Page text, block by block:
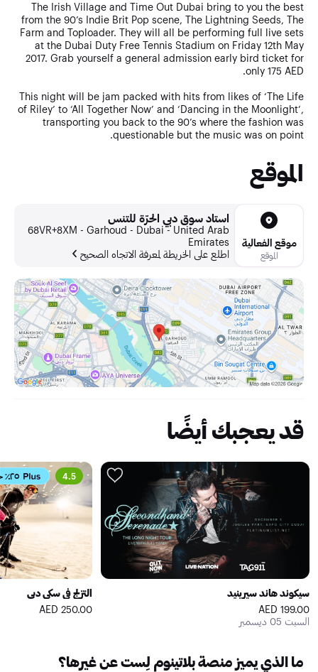
The Irish Village and Time Out Dubai bring to you the best
from the 90’s Indie Brit Pop scene, The Lightning Seeds, The
Farm and Toploader. They will all be performing full live sets
at the Dubai Duty Free Tennis Stadium on Friday 12th May
2017. Grab yourself a general admission early bird ticket for
only 175 AED.
This night will be jam packed with hits from likes of ‘The Life
of Riley’ to ‘All Together Now’ and ‘Dancing in the Moonlight’,
transporting you back to the 90’s where the fashion was
questionable but the music was on point.
الموقع
موقع الفعالية
الموقع
استاد سوق دبي الحرّة للتنس
68VR+8XM - Garhoud - Dubai - United Arab
Emirates
اطلع على الخريطة لمعرفة الاتجاه الصحيح
قد يعجبك أيضًا
سيكوند هاند سيرينيد
199.00 AED
السبت 05 ديسمبر
4.5 ٢٥٪ خصم
التزلج في سكي دبي
250.00 AED
ما الذي يميز منصة بلاتينوم لِست عن غيرها؟